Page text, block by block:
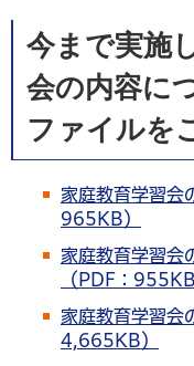
今まで実施
会の内容に
ファイルを
家庭教育学習会
965KB）
家庭教育学習会
（PDF：955KB
家庭教育学習会
4,665KB）